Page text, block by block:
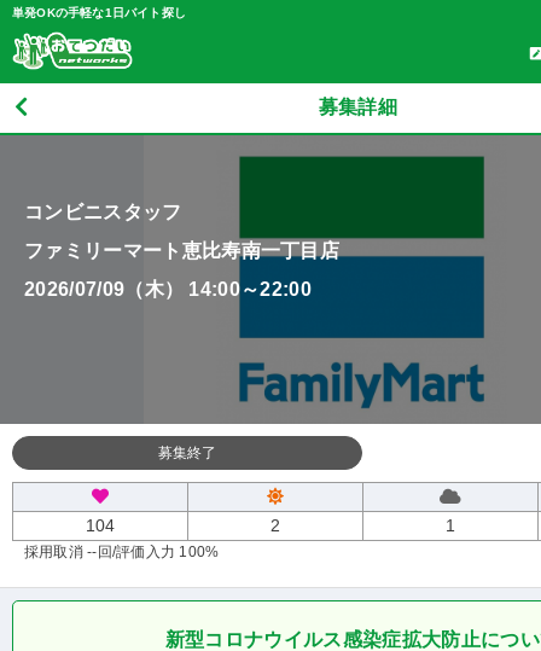
単発OKの手軽な1日バイト探し
募集詳細
コンビニスタッフ
ファミリーマート恵比寿南一丁目店
2026/07/09（木） 14:00～22:00
募集終了
104 2 1
採用取消 --回/評価入力 100%
新型コロナウイルス感染症拡大防止につ